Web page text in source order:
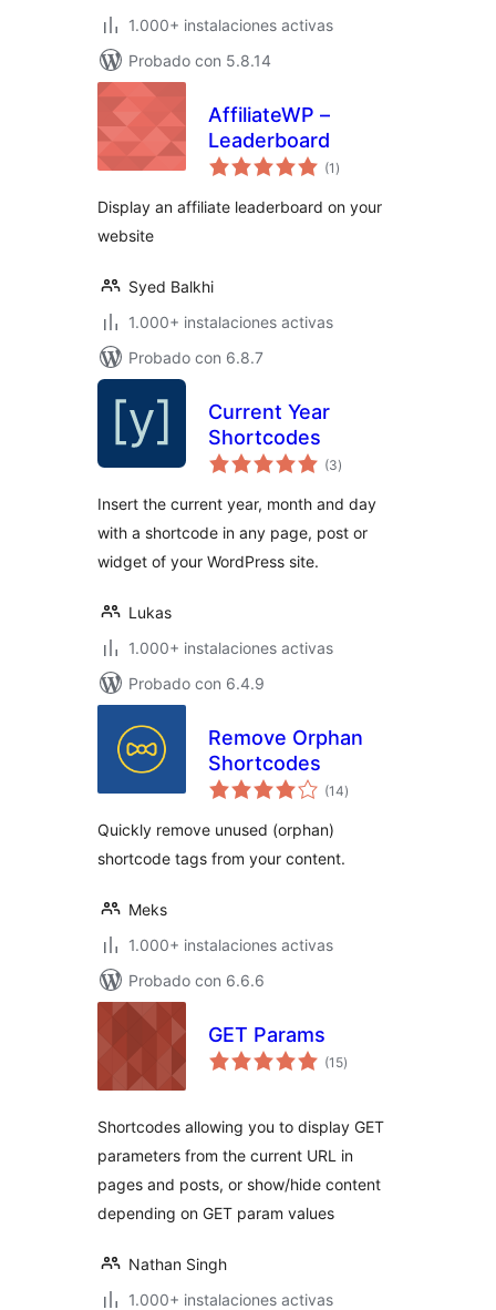
1.000+ instalaciones activas
Probado con 5.8.14
AffiliateWP –
Leaderboard
(1 total
de
)
Display an affiliate leaderboard on your
website
Syed Balkhi
1.000+ instalaciones activas
Probado con 6.8.7
Current Year
Shortcodes
(3total
de
)
Insert the current year, month and day
with a shortcode in any page, post or
widget of your WordPress site.
Lukas
1.000+ instalaciones activas
Probado con 6.4.9
Remove Orphan
Shortcodes
(14total
de
)
Quickly remove unused (orphan)
shortcode tags from your content.
Meks
1.000+ instalaciones activas
Probado con 6.6.6
GET Params
(15total
de
)
Shortcodes allowing you to display GET
parameters from the current URL in
pages and posts, or show/hide content
depending on GET param values
Nathan Singh
1.000+ instalaciones activas